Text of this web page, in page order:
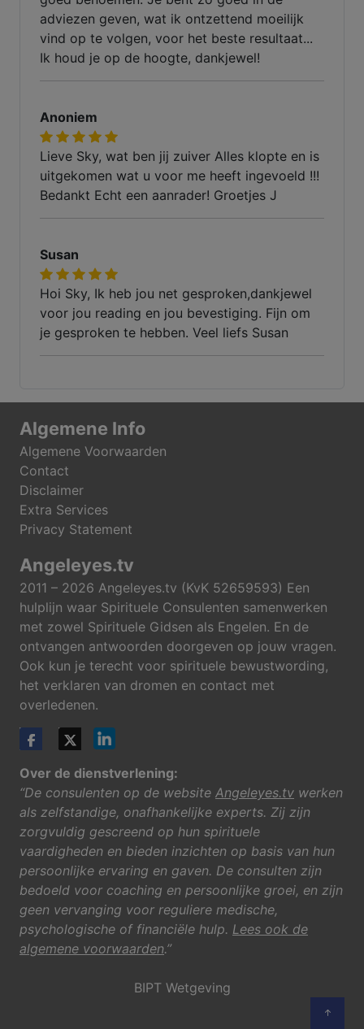
adviezen geven, wat ik ontzettend moeilijk
vind op te volgen, voor het beste resultaat...
Ik houd je op de hoogte, dankjewel!
Anoniem
Lieve Sky, wat ben jij zuiver Alles klopte en is
uitgekomen wat u voor me heeft ingevoeld !!!
Bedankt Echt een aanrader! Groetjes J
Susan
Hoi Sky, Ik heb jou net gesproken,dankjewel
voor jou reading en jou bevestiging. Fijn om
je gesproken te hebben. Veel liefs Susan
Algemene Info
Algemene Voorwaarden
Contact
Disclaimer
Extra Services
Privacy Statement
Angeleyes.tv
2011 – 2026 Angeleyes.tv (KvK 52659593) Een
hulplijn waar Spirituele Consulenten samenwerken
met zowel Spirituele Gidsen als Engelen. En de
ontvangen antwoorden doorgeven op jouw vragen.
Ook kun je terecht voor spirituele bewustwording,
het verklaren van dromen en contact met
overledenen.
Over de dienstverlening:
“De consulenten op de website Angeleyes.tv werken
als zelfstandige, onafhankelijke experts. Zij zijn
zorgvuldig gescreend op hun spirituele
vaardigheden en bieden inzichten op basis van hun
persoonlijke ervaring en gaven. De consulten zijn
bedoeld voor coaching en persoonlijke groei, en zijn
geen vervanging voor reguliere medische,
psychologische of financiële hulp. Lees ook de
algemene voorwaarden.”
BIPT Wetgeving